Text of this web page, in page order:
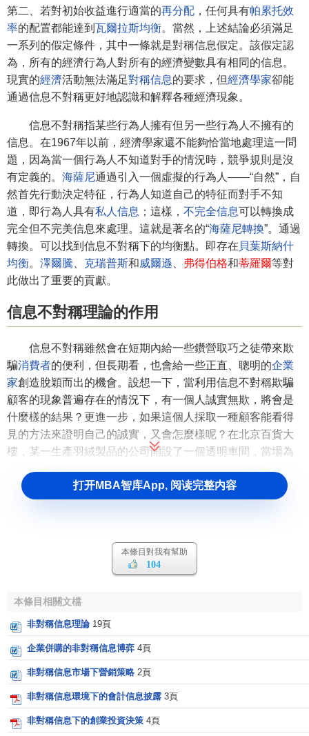
第二、若對初始收益進行適當的再分配 ，任何具有帕累托效
率的配置都能達到 瓦爾拉斯均衡。當然，上述結論必須滿足
一系列的假定條件，其中一條就是對稱信息假定。該假定認
為，所有的經濟行為人對所有的經濟變數具有相同的信息。
現實的經濟活動無法滿足對稱信息的要求，但經濟學家卻能
通過信息不對稱更好地認識和解釋各種經濟現象。
信息不對稱指某些行為人擁有但另一些行為人不擁有的
信息。在1967年以前，經濟學家還不能夠恰當地處理這一問
題，因為當一個行為人不知道對手的情況時，競爭規則是沒
有定義的。 海薩尼通過引入一個虛擬的行為人——“自然”，自
然首先行動決定特征，行為人知道自己的特征而對手不知
道，即行為人具有私人信息 ；這樣， 不完全信息可以轉換成
完全但不完美信息來處理。這就是著名的“海薩尼轉換”。通過
轉換。可以找到信息不對稱下的均衡點。即存在 貝葉斯納什
均衡。 澤爾騰 克瑞普斯和威爾遜 弗得伯格和蒂羅爾等對
此做出了重要的貢獻。
信息不對稱理論的作用
信息不對稱雖然會在短期內給一些鑽營取巧之徒帶來欺
騙消費者的便利，但長期看，也會給一些正直、聰明的企業
家創造脫穎而出的機會。設想一下，當利用信息不對稱欺騙
顧客的現象普遍存在的情況下，有一個人誠實無欺，將會是
什麼樣的結果？更進一步，如果這個人採取一種顧客能看得
見的方法來證明自己的誠實，又會怎麼樣呢？在北京百貨大
樓，某一生產羽絨製品的公司開設了一個透明車間，當場為
稱。在國外，股份有限公司自動公佈財務賬目，並邀請中立
會計師事務所加以審計，也是增強股東信心、吸引投資者
信息不對稱理論的運用
一個委托人和一個
私人信息。由於委托人無法準確觀測到代理人的行為，那
麼，無論採取何種獎勵措施，代理人都會選擇最大化自己效
用水平的行動。換言之，在信息不對稱條件下，委托人只能
通過合理地設計一套機制來誘使代理人顯示其私人信息，從
而達到雙方的利益協調。委托代理理論
前，稱為逆向選擇；若簽約後發生了非對稱性，則屬於
打开MBA智库App, 阅读完整内容
本條目對我有幫助
104
本條目相關文檔
非對稱信息理論 19頁
企業併購的非對稱信息博弈 4頁
非對稱信息市場下營銷策略 2頁
非對稱信息環境下的會計信息披露 3頁
非對稱信息下的創業投資決策 4頁